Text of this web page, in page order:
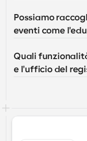
Possiamo
eventi come
Quali
e l'ufficio del